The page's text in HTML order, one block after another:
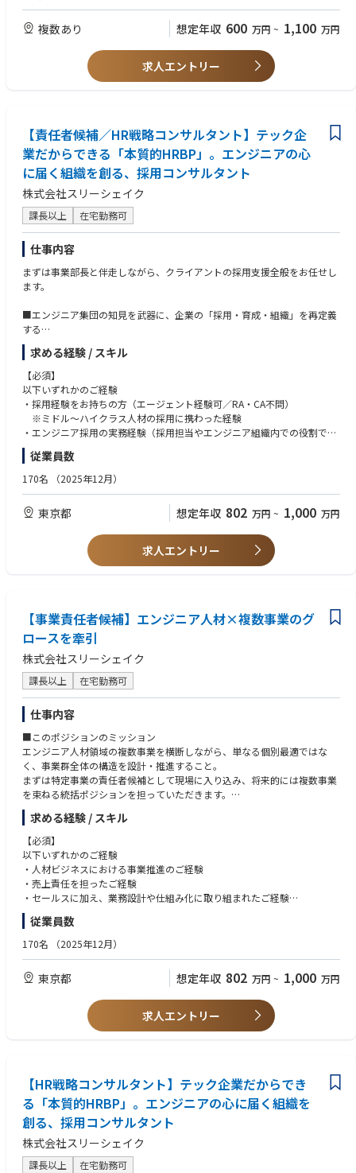
b)スクラムマスター支援（スクラム開発プロセスの改善、アジャイル品質
ご理解ください。
そのうえで、業務改革の推進支援を実施することが求められます。
【変更の範囲】
会社の定める業務(※)
(※)業務の都合によっては会社外の職務に従事するため出向又は転属を命
じることがあります
●使用言語、環境、ツール、資格等
プロジェクトで採用されている主要技術は以下
AI・クラウド環境：AWSが主(クラウドネイティブ前提)
開発環境：Windows＋VSCodeが主
開発プロセス：アジャイル（スクラム）
●組織のミッション
【AI・クラウドソリューション部】
ＡＩ、及びクラウド等を活用したサービスの企画・構築・運用・保守
【AI業務改革プロジェクトグループ】
当社グループ全体のAIによる業務改革の推進
●業務の魅力
生成AI技術は、いままでのビジネスのありかたを根本的に変えてしまう可
今まさに始めようとしています。三菱電機という大きな企業を変えていく
プロジェクトに参画し、そして推進できる絶好の機会となっています。
また、生成AI関連プロジェクトに関わり、AI技術を身につけて広めること
は、今後のエンジニアとして大きなプラスとなるはずです。加えて、これ
らのプロジェクトには社内外のエキスパートが結集しており、エキサイテ
三菱電機グループは、「家電から宇宙まで」のキャッチフレーズのとお
り、広範囲かつ欠かすことのできない製品を提供する総合電機メーカーで
す。多岐にわたる業務、複雑な組織構造を抱えており、それらをAIなどの
新しい技術を活用して業務の効率化・高度化へ導く、とてもやりがいのあ
る仕事です。また、この仕事を進めることによる影響範囲、効果は莫大で
あり、非常に貴重な経験、魅力と考えています。
●キャリアステップイメージ
コーポレートIT部門のメンバーとして、以下のようなキャリアパスが想定
されます。
1業務改革PMO
社内の様々な部門と協業し、業務改革における課題発見から効果創出ま
で、プロジェクトを遂行していただきます。
業務改革PMOとして、業務コンサルタント、プロダクトオーナー、スクラ
すことになります。また、ベンダコントロールも多く担うことになりま
す。
2.マネジメント・エキスパート
将来的には、マネジメントまたはエキスパートの2つの方向性のキャリア
パスが想定されます。
マネジメントのキャリアパスでは、チーム全体のマネジメントや人材育成
に加えて、経営層への戦略提言など、より広い視点での活躍も期待してい
ます。
エキスパートのキャリアパスにおいては、広く深い技術力と多様な経験
で、組織のプロジェクトを牽引していただきます。
残業時間 ：月平均20-30時間/繁忙期40時間
リモートワーク：有 (週3日程度利用可能)
中途社員の割合：約20-30%
勤務地：東京本社ビル（丸の内）および横浜アイマークプレイス（みなと
みらい）となり、比重としては横浜拠点側が多くなる見込みです。
ん）
・クラウド（AWS、Azureなど）、スクラムやアジャイル、ソフトウェア
エンジニアリングの資格をお持ちの方
・チームリーダーやプロジェクトマネージャー、PMOとしての経験をお持
・新たな技術に好奇心を持ち、継続的に学習意欲の高い方
・ソフトウェア開発・システム導入にとどまらず、業務改革効果を実現す
る意欲のある方
・多様なステークホルダーと円滑なコミュニケーションを図りながら、自
律的に活動を推進できる方
・主体性、協調性、牽引力をバランスよく発揮できる方
・日々進化するAI技術、刻々変化する社内状況に、粘り強く柔軟に追従で
きる方
複数あり 想定年収 600 万円 ~ 1,100 万円
求人エントリー
【責任者候補／HR戦略コンサルタント】テック企
業だからできる「本質的HRBP」。エンジニアの心
に届く組織を創る、採用コンサルタント
株式会社スリーシェイク
課長以上 在宅勤務可
仕事内容
まずは事業部長と伴走しながら、クライアントの採用支援全般をお任せし
ます。
■エンジニア集団の知見を武器に、企業の「採用・育成・組織」を再定義
する
クライアントの採用プロセス全体に深く入り込み、戦略立案から実行まで
を一気通貫で支援します。
・採用戦略・広報の企画実行： 「技術の魅力」を正しく候補者に届けるた
めのストーリー設計。
・採用プロセスの最適化： 候補者体験（CX）の向上、選考フローの改
善、面接官のトレーニング。
・組織・制度設計へのコミット： 採用して終わりではなく、エンジニアが
・プロジェクトマネジメント： 複数のフリーランスHRメンバーと連携
し、支援の質を最大化するディレクション。
・新規案件の獲得・事業開発： 現場の課題感から新たなサービスラインを
・ カオスを楽しむ事業開発： サービスはまだ「検証フェーズ」。決まっ
事業部長と議論しながら、明日のRelanceのスタンダードを自ら作って
《入社後のイメージ》
入社後は、立ち上げフェーズの組織において事業部長と二人三脚で業務を
進めていただきます。
まずはOJTを通して当社の事業内容やクライアントワークの進め方を理解
いただくことからスタート。
その後、既存クライアントのプロジェクトに複数名で参画し、
案件規模や難易度に応じて担当業務を徐々にステップアップしていただき
ます。
将来的には、ご自身の担当企業を持ち、営業・支援プロジェクトの
全体統括・クライアントの採用課題解決をリードするポジションをお任せ
します。
■事業やポジションの魅力
「エンジニアのプロ」としての圧倒的な説得力
自社にSREやセキュリティの専門家を抱えるスリーシェイクだからこそ、
現場のエンジニアと同じ目線で課題を捉えることができます。
他社の採用支援にはない「技術への深い理解」を武器に、
経営層やCTOと対等に渡り合える市場価値の高いキャリアが築けます。
事業・サービスを自ら創る醍醐味
完成されたパッケージを売る仕事ではありません。
インタビューにもある通り、代表や事業部長に直接提言し、
必要であれば新しい支援の形を自ら生み出せる裁量があります。
「ファミリー」のような、挑戦を称えるカルチャー
Relanceチームは、互いにリスペクトを持ち、成果だけでなくプロセスや
「介在価値」を大切にする組織です。
事業部長を筆頭に、忖度なしに高め合い、全員で喜びを分かち合う文化が
根付いています。
求める経験 / スキル
【必須】
以下いずれかのご経験
・採用経験をお持ちの方（エージェント経験可／RA・CA不問）
※ミドル～ハイクラス人材の採用に携わった経験
・エンジニア採用の実務経験（採用担当やエンジニア組織内での役割でも
可）
・クライアント企業の採用プロセス全体に関わる支援経験、または類似の
プロジェクト経験
【歓迎】
・コンサルティング領域での営業経験
・プロジェクトマネジメント経験
・大手企業とベンチャー企業、両方の経験
・開発言語・環境、IT業界知識（情報のキャッチアップが好きな方◎）
ら動いて形にできる方。
・利他主義とチームへの貢献： 自分の成果だけでなく、クライアントやチ
ームのために何ができるかを最優先に考えられる方。
・知的好奇心： 難易度の高い「エンジニア採用」という領域で、最新の技
術トレンドや組織のあり方を学び続ける意欲のある方。
・変化を恐れない柔軟性： 突発的な事態も「面白い」と捉え、ポジティブ
に変換できるフットワークの軽さ。
従業員数
170名 （2025年12月）
東京都 想定年収 802 万円 ~ 1,000 万円
求人エントリー
【事業責任者候補】エンジニア人材×複数事業のグ
ロースを牽引
株式会社スリーシェイク
課長以上 在宅勤務可
仕事内容
■このポジションのミッション
エンジニア人材領域の複数事業を横断しながら、単なる個別最適ではな
く、事業群全体の構造を設計・推進すること。
まずは特定事業の責任者候補として現場に入り込み、将来的には複数事業
を束ねる統括ポジションを担っていただきます。
「一事業を伸ばす」ではなく、“事業の組み合わせ方そのものを設計す
る”役割です。
【具体的な業務内容】
■初期（〜6ヶ月）
いずれかの領域において、事業責任者候補として推進いただきます。
・HRBP / RPO領域の立ち上げおよびスケール
・エンタープライズ企業に対するアカウント戦略の構築・推進
プレイヤーとして現場に入り込み、課題特定〜改善実行まで一気通貫で担
・複数事業間の連携強化（クロスセル設計・LTV最大化）
・セールス / CA / コンサルタント組織の設計・マネジメント
「現場最適」から「全体最適」へシフトしていくフェーズです。
■長期（1年〜）
・事業全体の統括
・事業ポートフォリオの最適化
・新規事業 / 新サービスの創出
求める経験 / スキル
【必須】
以下いずれかのご経験
・人材ビジネスにおける事業推進のご経験
・売上責任を担ったご経験
・セールスに加え、業務設計や仕組み化に取り組まれたご経験
・顧客折衝からデリバリーまで一貫して関与されたご経験
【歓迎】
・エンタープライズ企業向け営業のご経験
・プラットフォーム事業の立ち上げまたはグロースに関するご経験
【こんな人が活躍しています！】
・プレイヤーとしてやり切る実行力と、構造を設計する視点を併せ持つ方
従業員数
170名 （2025年12月）
東京都 想定年収 802 万円 ~ 1,000 万円
求人エントリー
【HR戦略コンサルタント】テック企業だからでき
る「本質的HRBP」。エンジニアの心に届く組織を
創る、採用コンサルタント
株式会社スリーシェイク
課長以上 在宅勤務可